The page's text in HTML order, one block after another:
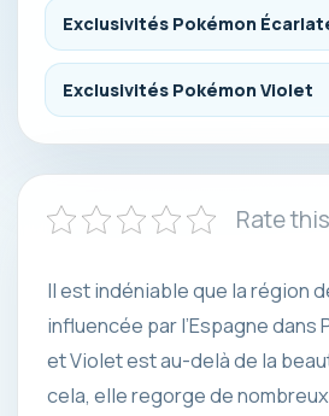
Exclusivités Pokémon
Exclusivités Pokémon Violet
Rate
Il est indéniable que la région
influencée par l’Espagne dans
et Violet est au-delà de la
cela, elle regorge de